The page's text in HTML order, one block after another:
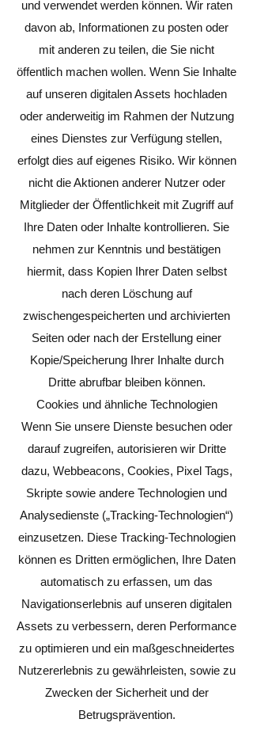
und verwendet werden können. Wir raten
davon ab, Informationen zu posten oder
mit anderen zu teilen, die Sie nicht
öffentlich machen wollen. Wenn Sie Inhalte
auf unseren digitalen Assets hochladen
oder anderweitig im Rahmen der Nutzung
eines Dienstes zur Verfügung stellen,
erfolgt dies auf eigenes Risiko. Wir können
nicht die Aktionen anderer Nutzer oder
Mitglieder der Öffentlichkeit mit Zugriff auf
Ihre Daten oder Inhalte kontrollieren. Sie
nehmen zur Kenntnis und bestätigen
hiermit, dass Kopien Ihrer Daten selbst
nach deren Löschung auf
zwischengespeicherten und archivierten
Seiten oder nach der Erstellung einer
Kopie/Speicherung Ihrer Inhalte durch
Dritte abrufbar bleiben können.
Cookies und ähnliche Technologien
Wenn Sie unsere Dienste besuchen oder
darauf zugreifen, autorisieren wir Dritte
dazu, Webbeacons, Cookies, Pixel Tags,
Skripte sowie andere Technologien und
Analysedienste („Tracking-Technologien“)
einzusetzen. Diese Tracking-Technologien
können es Dritten ermöglichen, Ihre Daten
automatisch zu erfassen, um das
Navigationserlebnis auf unseren digitalen
Assets zu verbessern, deren Performance
zu optimieren und ein maßgeschneidertes
Nutzererlebnis zu gewährleisten, sowie zu
Zwecken der Sicherheit und der
Betrugsprävention.